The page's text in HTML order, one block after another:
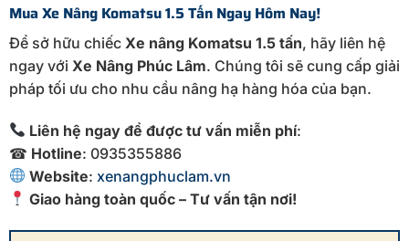
Mua Xe Nâng Komatsu1.5Tấn Ngay Hôm Nay!
Để sở hữu chiếc Xe nâng Komatsu 1.5 tấn, hãy liên hệ
ngay với Xe Nâng Phúc Lâm. Chúng tôi sẽ cung cấp giải
pháp tối ưu cho nhu cầu nâng hạ hàng hóa của bạn.
Liên hệ ngayđểđượctưvấn miễn phí:
☎ Hotline: 0935355886
Website:xenangphuclam.vn
Giao hàngtoànquốc –Tưvấntận nơi!